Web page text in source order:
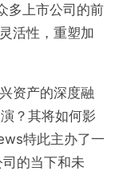
多上市公司的前
活性，重塑加
资产的深度融
？其将如何影
特此主办了一
的当下和未